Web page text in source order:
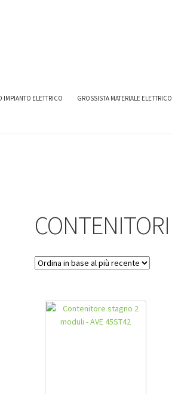
IMPIANTO ELETTRICO GROSSISTA MATERIALE ELETTRICO
CONTENITORI